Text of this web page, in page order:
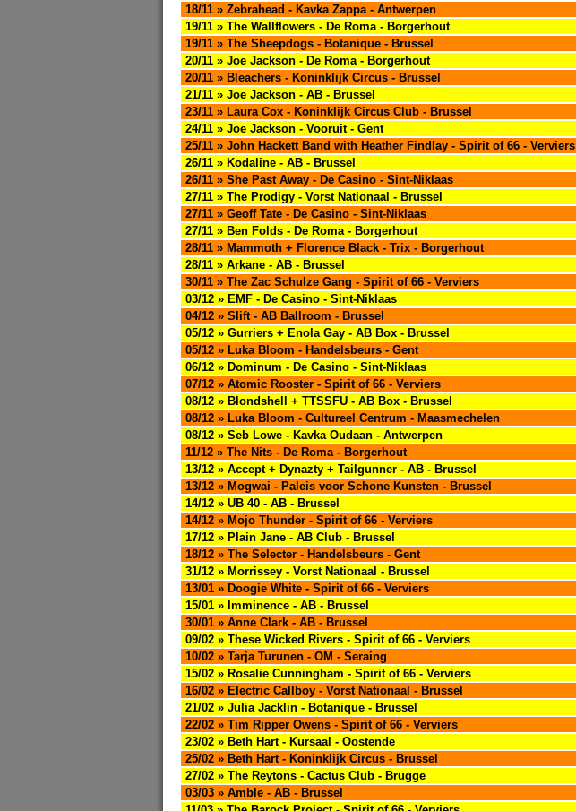
18/11 » Zebrahead - Kavka Zappa - Antwerpen
19/11 » The Wallflowers - De Roma - Borgerhout
19/11 » The Sheepdogs - Botanique - Brussel
20/11 » Joe Jackson - De Roma - Borgerhout
20/11 » Bleachers - Koninklijk Circus - Brussel
21/11 » Joe Jackson - AB - Brussel
23/11 » Laura Cox - Koninklijk Circus Club - Brussel
24/11 » Joe Jackson - Vooruit - Gent
25/11 » John Hackett Band with Heather Findlay - Spirit of 66 - Verviers
26/11 » Kodaline - AB - Brussel
26/11 » She Past Away - De Casino - Sint-Niklaas
27/11 » The Prodigy - Vorst Nationaal - Brussel
27/11 » Geoff Tate - De Casino - Sint-Niklaas
27/11 » Ben Folds - De Roma - Borgerhout
28/11 » Mammoth + Florence Black - Trix - Borgerhout
28/11 » Arkane - AB - Brussel
30/11 » The Zac Schulze Gang - Spirit of 66 - Verviers
03/12 » EMF - De Casino - Sint-Niklaas
04/12 » Slift - AB Ballroom - Brussel
05/12 » Gurriers + Enola Gay - AB Box - Brussel
05/12 » Luka Bloom - Handelsbeurs - Gent
06/12 » Dominum - De Casino - Sint-Niklaas
07/12 » Atomic Rooster - Spirit of 66 - Verviers
08/12 » Blondshell + TTSSFU - AB Box - Brussel
08/12 » Luka Bloom - Cultureel Centrum - Maasmechelen
08/12 » Seb Lowe - Kavka Oudaan - Antwerpen
11/12 » The Nits - De Roma - Borgerhout
13/12 » Accept + Dynazty + Tailgunner - AB - Brussel
13/12 » Mogwai - Paleis voor Schone Kunsten - Brussel
14/12 » UB 40 - AB - Brussel
14/12 » Mojo Thunder - Spirit of 66 - Verviers
17/12 » Plain Jane - AB Club - Brussel
18/12 » The Selecter - Handelsbeurs - Gent
31/12 » Morrissey - Vorst Nationaal - Brussel
13/01 » Doogie White - Spirit of 66 - Verviers
15/01 » Imminence - AB - Brussel
30/01 » Anne Clark - AB - Brussel
09/02 » These Wicked Rivers - Spirit of 66 - Verviers
10/02 » Tarja Turunen - OM - Seraing
15/02 » Rosalie Cunningham - Spirit of 66 - Verviers
16/02 » Electric Callboy - Vorst Nationaal - Brussel
21/02 » Julia Jacklin - Botanique - Brussel
22/02 » Tim Ripper Owens - Spirit of 66 - Verviers
23/02 » Beth Hart - Kursaal - Oostende
25/02 » Beth Hart - Koninklijk Circus - Brussel
27/02 » The Reytons - Cactus Club - Brugge
03/03 » Amble - AB - Brussel